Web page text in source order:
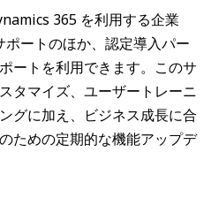
365 を利用する企業
ートのほか、認定導入パー
ートを利用できます。このサ
タマイズ、ユーザートレーニ
グに加え、ビジネス成長に合
ための定期的な機能アップデ